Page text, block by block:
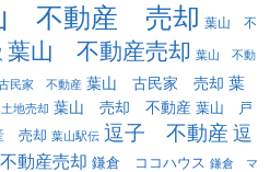
不動産 売却 葉山 不
葉山 不動産売却 葉山 不動
民家 不動産 葉山 古民家 売却 葉
地売却 葉山 売却 不動産 葉山 戸
売却 葉山駅伝 逗子 不動産 逗
動産売却 鎌倉 ココハウス 鎌倉 マ